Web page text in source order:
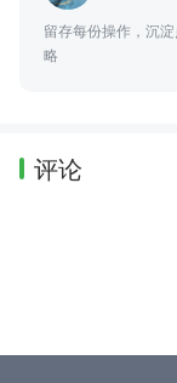
留存每份操作，沉淀
略
评论